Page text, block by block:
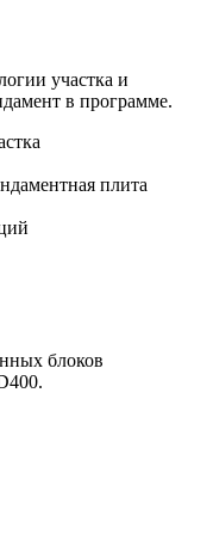
участка и
в программе.
плита
блоков